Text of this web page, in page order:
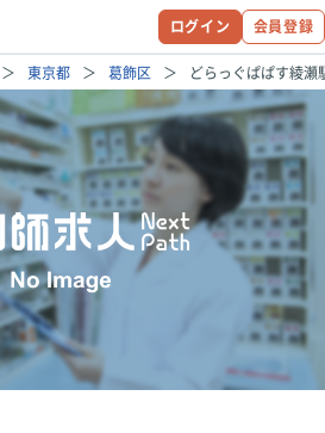
ログイン 会員登録
東京都 葛飾区 どらっぐぱぱす綾瀬